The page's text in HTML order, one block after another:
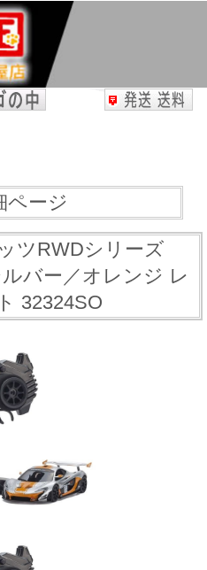
ページ
ツRWDシリーズ
バー／オレンジ レ
32324SO